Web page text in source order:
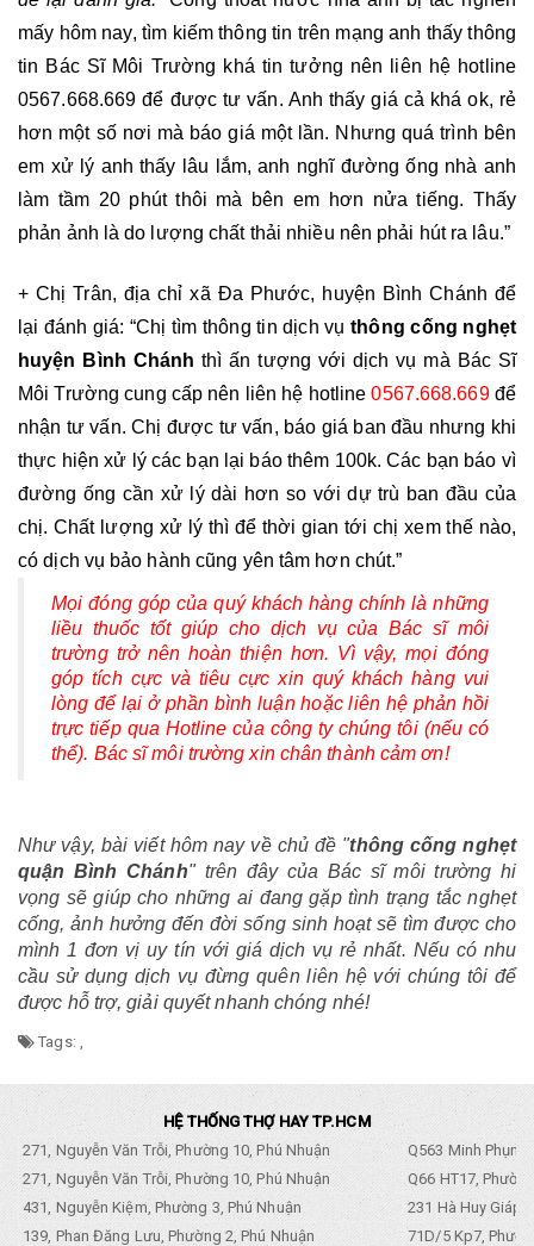
mấy hôm nay, tìm kiếm thông tin trên mạng anh thấy thông
0567.668.669 để được tư vấn. Anh thấy giá cả khá ok, rẻ
hơn một số nơi mà báo giá một lần. Nhưng quá trình bên
em xử lý anh thấy lâu lắm, anh nghĩ đường ống nhà anh
làm tầm 20 phút thôi mà bên em hơn nửa tiếng. Thấy
phản ảnh là do lượng chất thải nhiều nên phải hút ra lâu.”
+ Chị Trân, địa chỉ xã Đa Phước, huyện Bình Chánh để
lại đánh giá: “Chị tìm thông tin dịch vụ thông cống nghẹt
huyện Bình Chánh thì ấn tượng với dịch vụ mà Bác Sĩ
Môi Trường cung cấp nên liên hệ hotline 0567.668.669 để
nhận tư vấn. Chị được tư vấn, báo giá ban đầu nhưng khi
thực hiện xử lý các bạn lại báo thêm 100k. Các bạn báo vì
đường ống cần xử lý dài hơn so với dự trù ban đầu của
chị. Chất lượng xử lý thì để thời gian tới chị xem thế nào,
có dịch vụ bảo hành cũng yên tâm hơn chút.”
Mọi đóng góp của quý khách hàng chính là những
liều thuốc tốt giúp cho dịch vụ của Bác sĩ môi
trường trở nên hoàn thiện hơn. Vì vậy, mọi đóng
góp tích cực và tiêu cực xin quý khách hàng vui
lòng để lại ở phần bình luận hoặc liên hệ phản hồi
trực tiếp qua Hotline của công ty chúng tôi (nếu có
thể). Bác sĩ môi trường xin chân thành cảm ơn!
Như vậy, bài viết hôm nay về chủ đề "thông cống nghẹt
quận Bình Chánh" trên đây của Bác sĩ môi trường hi
vọng sẽ giúp cho những ai đang gặp tình trạng tắc nghẹt
cống, ảnh hưởng đến đời sống sinh hoạt sẽ tìm được cho
mình 1 đơn vị uy tín với giá dịch vụ rẻ nhất. Nếu có nhu
cầu sử dụng dịch vụ đừng quên liên hệ với chúng tôi để
được hỗ trợ, giải quyết nhanh chóng nhé!
Tags:
HỆ THỐNG THỢ HAY TP.HCM
271, Nguyễn Văn Trỗi, Phường 10, Phú Nhuận
Q563 Minh
271, Nguyễn Văn Trỗi, Phường 10, Phú Nhuận
Q66 HT17,
431, Nguyễn Kiệm, Phường 3, Phú Nhuận
231 Hà Huy Giáp,
139, Phan Đăng Lưu, Phường 2, Phú Nhuận
71D/5 Kp7,